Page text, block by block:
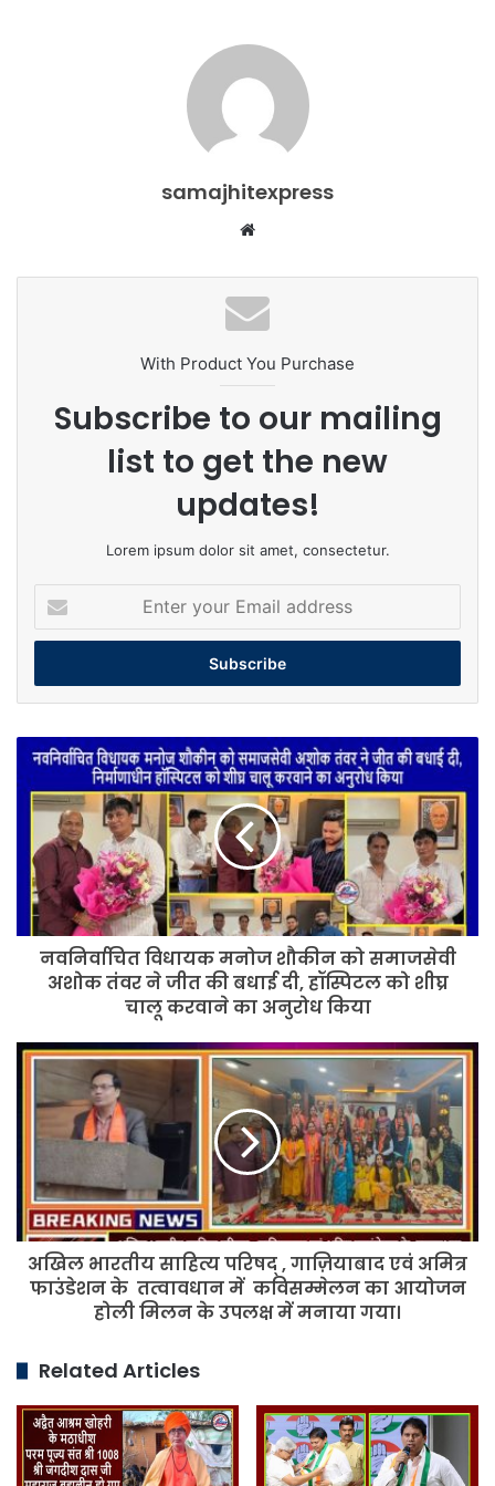
samajhitexpress
With Product You Purchase
Subscribe to our mailing
list to get the new
updates!
Lorem ipsum dolor sit amet, consectetur.
your
Email
नवनिर्वाचित
विधायक
मनोज
शौकीन
समाजसेवी
अशोक
तंवर
ने
हॉस्पिटल
करवाने
अनुरोध
किया
नवनिर्वाचित विधायक मनोज शौकीन को समाजसेवी
अशोक तंवर ने जीत की बधाई दी, हॉस्पिटल को शीघ्र
चालू करवाने का अनुरोध किया
अखिल
भारतीय
साहित्य
अमित्र
फाउंडेशन
के
तत्वावधान
आयोजन
होली
मिलन
के
उपलक्ष
अखिल भारतीय साहित्य परिषद् , गाज़ियाबाद एवं अमित्र
फाउंडेशन के तत्वावधान में कविसम्मेलन का आयोजन
होली मिलन के उपलक्ष में मनाया गया।
Related Articles